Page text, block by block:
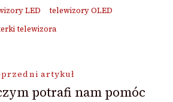
LED
telewizory OLED
telewizora
artykuł
potrafi nam pomóc